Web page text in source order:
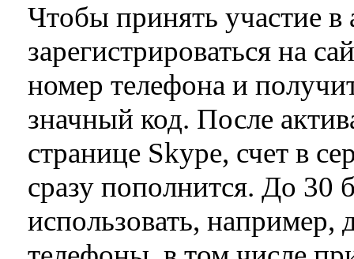
Чтобы принять участие
зарегистрироваться на
номер телефона и
значный код. После
странице Skype, счет в
сразу пополнится. До 30
использовать, например,